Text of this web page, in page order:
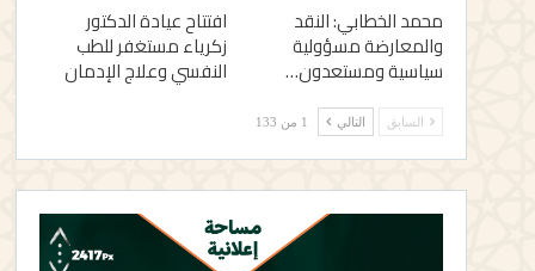
محمد الخطابي: النقد
والمعارضة مسؤولية
سياسية ومستعدون…
افتتاح عيادة الدكتور
زكرياء مستغفر للطب
النفسي وعلاج الإدمان
السابق التالي 1 من 133